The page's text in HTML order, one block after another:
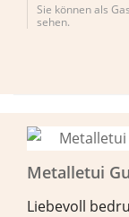
Sie können als
sehen.
Metalletui
Liebevoll